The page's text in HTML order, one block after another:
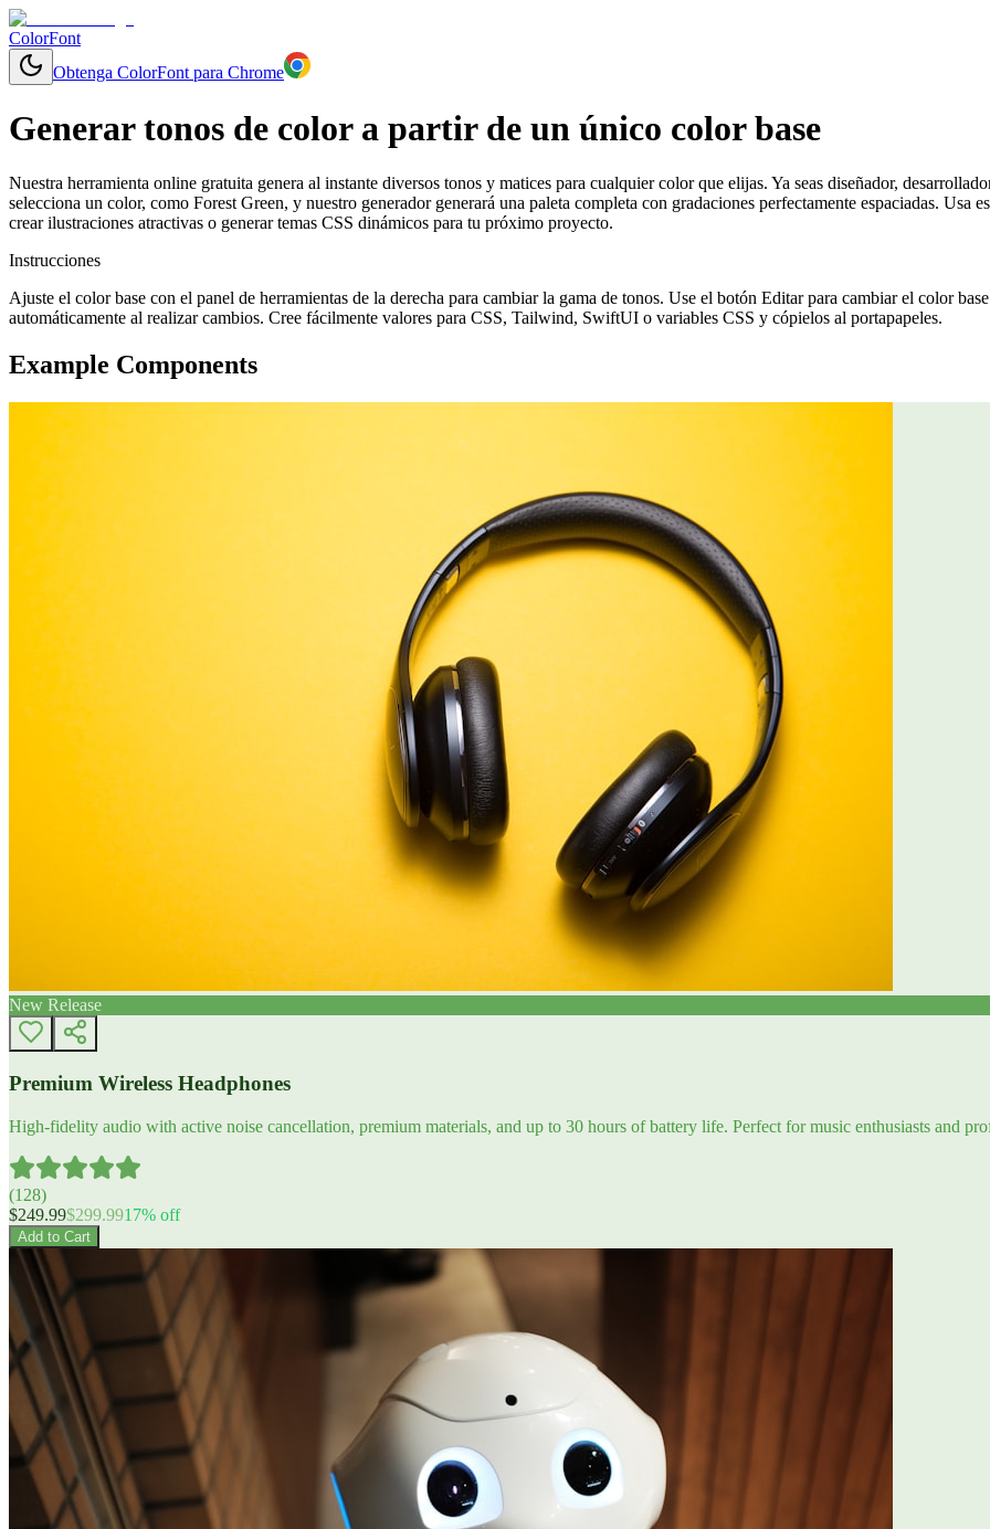
ColorFont
Obtenga ColorFont para Chrome
Generar tonos de color a partir de un único color base
Nuestra herramienta online gratuita genera al instante diversos tonos y matices para cualquier color que elijas. Ya seas diseñador,
selecciona un color, como Forest Green, y nuestro generador generará una paleta completa con gradaciones perfectamente espaciadas. Usa
crear ilustraciones atractivas o generar temas CSS dinámicos para tu próximo proyecto.
Instrucciones
Ajuste el color base con el panel de herramientas de la derecha para cambiar la gama de tonos. Use el botón Editar para cambiar el color
automáticamente al realizar cambios. Cree fácilmente valores para CSS, Tailwind, SwiftUI o variables CSS y cópielos al portapapeles.
Example Components
New Release
Premium Wireless Headphones
High-fidelity audio with active noise cancellation, premium materials, and up to 30 hours of battery life. Perfect for music enthusiasts and
(128)
$249.99$299.9917% off
Add to Cart